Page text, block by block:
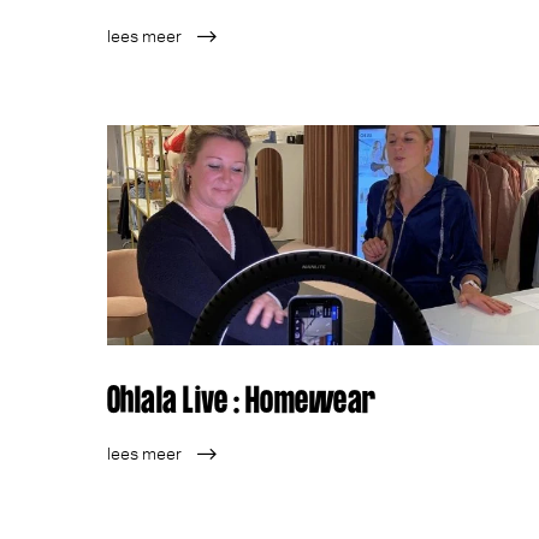
lees meer
Ohlala Live : Homewear
lees meer